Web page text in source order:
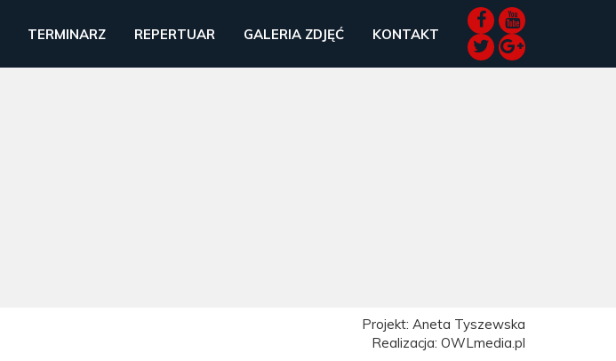
TERMINARZ REPERTUAR GALERIA ZDJĘĆ KONTAKT
Projekt: Aneta Tyszewska
Realizacja: OWLmedia.pl